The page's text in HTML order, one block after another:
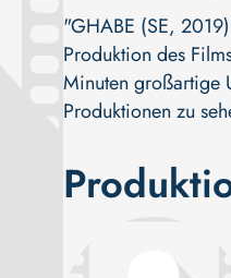
"GHABE (SE,
Produktion des
Minuten großartige
Produktionen zu